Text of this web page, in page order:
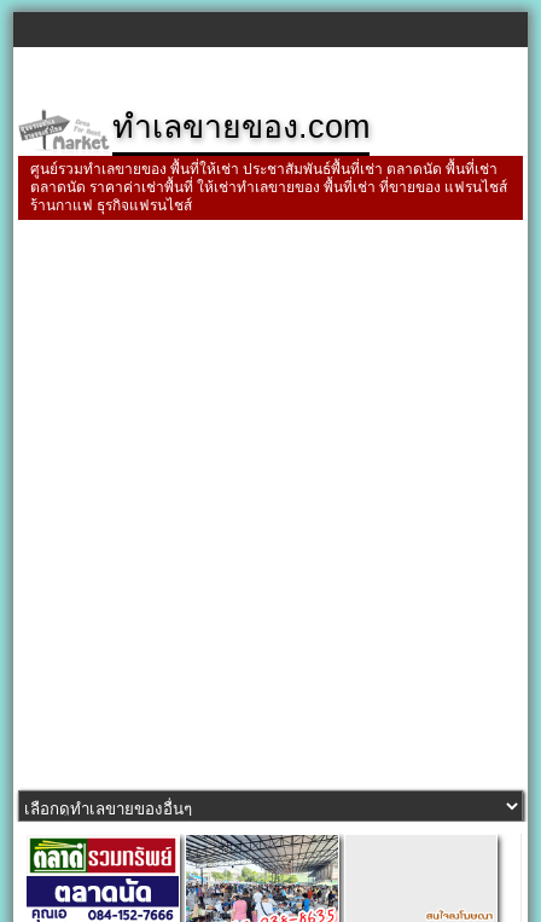
ทำเลขายของ.com
ศูนย์รวมทำเลขายของ พื้นที่ให้เช่า ประชาสัมพันธ์พื้นที่เช่า ตลาดนัด พื้นที่เช่า
ตลาดนัด ราคาค่าเช่าพื้นที่ ให้เช่าทำเลขายของ พื้นที่เช่า ที่ขายของ แฟรนไชส์
ร้านกาแฟ ธุรกิจแฟรนไชส์